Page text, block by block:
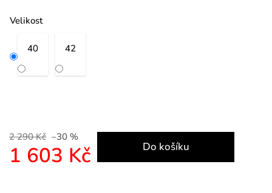
Velikost
40 42
2 290 Kč –30 %
1 603 Kč Do košíku